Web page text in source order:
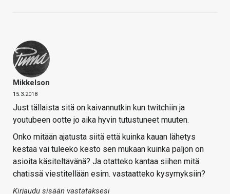
Mikkelson
15.3.2018
Just tällaista sitä on kaivannutkin kun twitchiin ja
youtubeen ootte jo aika hyvin tutustuneet muuten.
Onko mitään ajatusta siitä että kuinka kauan lähetys
kestää vai tuleeko kesto sen mukaan kuinka paljon on
asioita käsiteltävänä? Ja otatteko kantaa siihen mitä
chatissä viestitellään esim. vastaatteko kysymyksiin?
Kirjaudu sisään vastataksesi